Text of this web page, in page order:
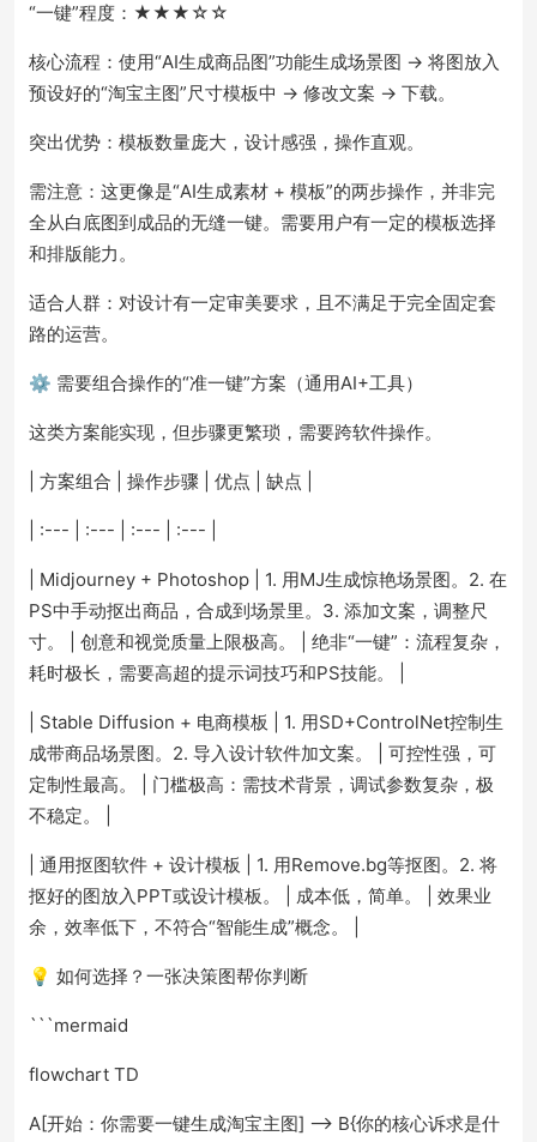
“一键”程度：★★★☆☆
核心流程：使用“AI生成商品图”功能生成场景图 → 将图放入
预设好的“淘宝主图”尺寸模板中 → 修改文案 → 下载。
突出优势：模板数量庞大，设计感强，操作直观。
需注意：这更像是“AI生成素材 + 模板”的两步操作，并非完
全从白底图到成品的无缝一键。需要用户有一定的模板选择
和排版能力。
适合人群：对设计有一定审美要求，且不满足于完全固定套
路的运营。
⚙️ 需要组合操作的“准一键”方案（通用AI+工具）
这类方案能实现，但步骤更繁琐，需要跨软件操作。
| 方案组合 | 操作步骤 | 优点 | 缺点 |
| :--- | :--- | :--- | :--- |
| Midjourney + Photoshop | 1. 用MJ生成惊艳场景图。2. 在
PS中手动抠出商品，合成到场景里。3. 添加文案，调整尺
寸。 | 创意和视觉质量上限极高。 | 绝非“一键”：流程复杂，
耗时极长，需要高超的提示词技巧和PS技能。 |
| Stable Diffusion + 电商模板 | 1. 用SD+ControlNet控制生
成带商品场景图。2. 导入设计软件加文案。 | 可控性强，可
定制性最高。 | 门槛极高：需技术背景，调试参数复杂，极
不稳定。 |
| 通用抠图软件 + 设计模板 | 1. 用Remove.bg等抠图。2. 将
抠好的图放入PPT或设计模板。 | 成本低，简单。 | 效果业
余，效率低下，不符合“智能生成”概念。 |
💡 如何选择？一张决策图帮你判断
```mermaid
flowchart TD
A[开始：你需要一键生成淘宝主图] --> B{你的核心诉求是什